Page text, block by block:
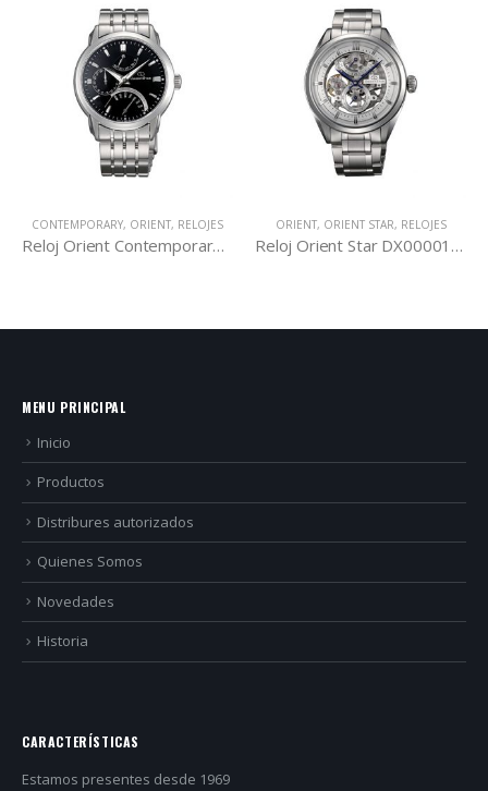
CONTEMPORARY, ORIENT, RELOJES
Reloj Orient Contemporary DE00002B
ORIENT, ORIENT STAR, RELOJES
Reloj Orient Star DX00001W
MENU PRINCIPAL
Inicio
Productos
Distribures autorizados
Quienes Somos
Novedades
Historia
CARACTERÍSTICAS
Estamos presentes desde 1969